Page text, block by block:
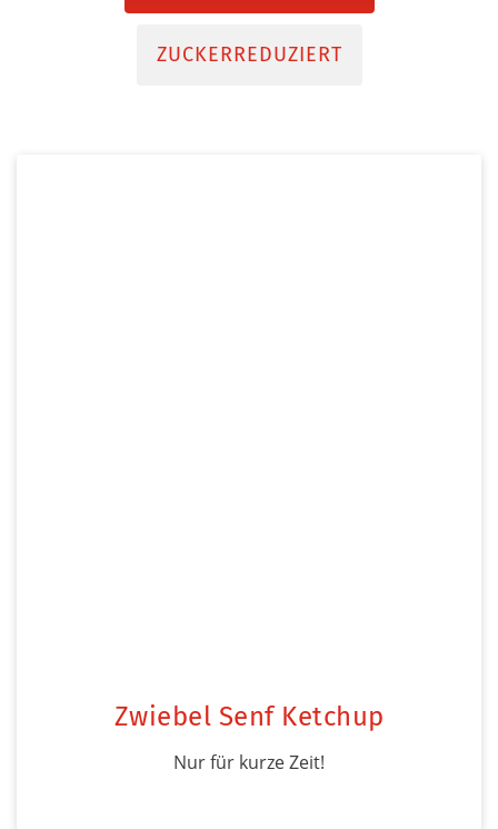
ZUCKERREDUZIERT
Zwiebel Senf Ketchup
Nur für kurze Zeit!